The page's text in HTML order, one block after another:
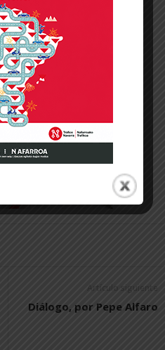
Artículo siguiente
Diálogo, por Pepe Alfaro